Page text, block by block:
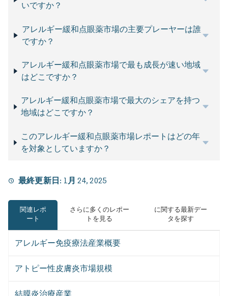
いですか？
アレルギー緩和点眼薬市場の主要プレーヤーは誰
ですか？
アレルギー緩和点眼薬市場で最も成長が速い地域
はどこですか？
アレルギー緩和点眼薬市場で最大のシェアを持つ
地域はどこですか？
このアレルギー緩和点眼薬市場レポートはどの年
を対象としていますか？
最終更新日: 1月 24, 2025
関連レポ
ート
さらに多くのレポー
トを見る
に関する最新デー
タを探す
アレルギー免疫療法産業概要
アトピー性皮膚炎市場規模
結膜炎治療産業